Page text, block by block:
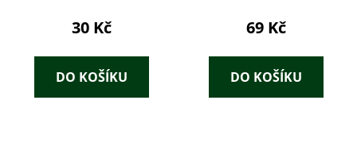
30 Kč
DO KOŠÍKU
69 Kč
DO KOŠÍKU